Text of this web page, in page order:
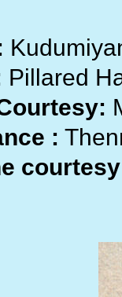
Pillared
: